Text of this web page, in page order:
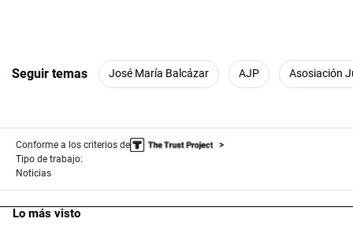
Seguir temas José María Balcázar AJP Asosiación
Conforme a los criterios de
Tipo de trabajo:
Noticias
Lo más visto